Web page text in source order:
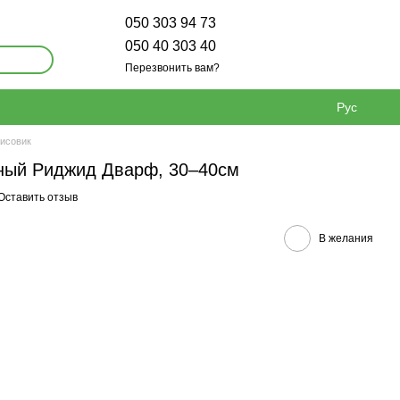
050 303 94 73
050 40 303 40
Перезвонить вам?
Рус
Риджид Дварф, 30–40см
отзыв
В желания